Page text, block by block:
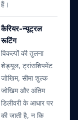
हैं।
कैरियर-न्यूट्रल
रूटिंग
विकल्पों की तुलना
शेड्यूल, ट्रांसशिपमेंट
जोखिम, सीमा शुल्क
जोखिम और अंतिम
डिलीवरी के आधार पर
की जाती है, न कि